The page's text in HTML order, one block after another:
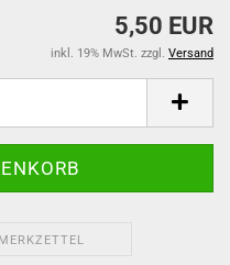
5,50 EUR
inkl. 19% MwSt. zzgl. Versand